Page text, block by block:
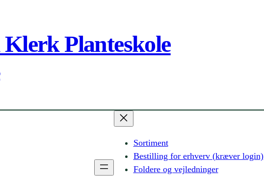
Klerk Planteskole
Sortiment
Bestilling for erhverv (kræver login)
Foldere og vejledninger